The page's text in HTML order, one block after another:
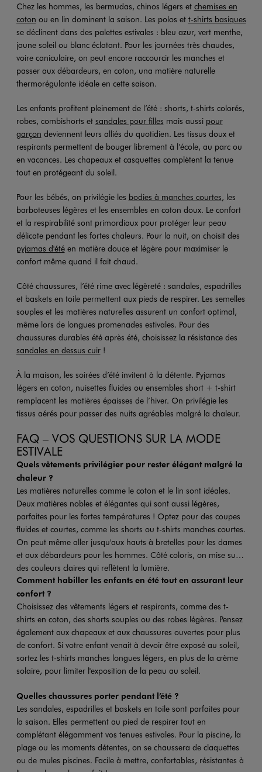
Chez les hommes, les bermudas, chinos légers et chemises en
coton ou en lin dominent la saison. Les polos et t-shirts basiques
se déclinent dans des palettes estivales : bleu azur, vert menthe,
jaune soleil ou blanc éclatant. Pour les journées très chaudes,
voire caniculaire, on peut encore raccourcir les manches et
passer aux débardeurs, en coton, una matière naturelle
thermorégulante idéale en cette saison.
Les enfants profitent pleinement de l’été : shorts, t-shirts colorés,
robes, combishorts et sandales pour filles mais aussi pour
garçon
respirants permettent de bouger librement à l’école, au parc ou
en vacances. Les chapeaux et casquettes complètent la tenue
tout en protégeant du soleil.
Pour les bébés, on privilégie les bodies à manches courtes, les
barboteuses légères et les ensembles en coton doux. Le confort
et la respirabilité sont primordiaux pour protéger leur peau
délicate pendant les fortes chaleurs. Pour la nuit, on choisit des
pyjamas d'étéen matière douce et légère pour maximiser le
confort même quand il fait chaud.
Côté chaussures, l’été rime avec légèreté : sandales, espadrilles
et baskets en toile permettent aux pieds de respirer. Les semelles
souples et les matières naturelles assurent un confort optimal,
même lors de longues promenades estivales. Pour des
chaussures durables été après été, choisissez la résistance des
sandales en dessus cuir!
À la maison, les soirées d’été invitent à la détente. Pyjamas
légers en coton, nuisettes fluides ou ensembles short + t-shirt
remplacent les matières épaisses de l’hiver. On privilégie les
tissus aérés pour passer des nuits agréables malgré la chaleur.
FAQ – VOS QUESTIONS SUR LA MODE
ESTIVALE
Quels vêtements privilégier pour rester élégant malgré la
chaleur ?
Les matières naturelles comme le coton et le lin sont idéales.
Deux matières nobles et élégantes qui sont aussi légères,
parfaites pour les fortes températures ! Optez pour des coupes
fluides et courtes, comme les shorts ou t-shirts manches courtes.
On peut même aller jusqu'aux hauts à bretelles pour les dames
et aux débardeurs pour les hommes. Côté coloris, on mise sur
des couleurs claires qui reflètent la lumière.
Comment habiller les enfants en été tout en assurant leur
confort ?
Choisissez des vêtements légers et respirants, comme des t-
shirts en coton, des shorts souples ou des robes légères. Pensez
également aux chapeaux et aux chaussures ouvertes pour plus
de confort. Si votre enfant venait à devoir être exposé au soleil,
sortez les t-shirts manches longues légers, en plus de la crème
solaire, pour limiter l'exposition de la peau au soleil.
Quelles chaussures porter pendant l’été ?
Les sandales, espadrilles et baskets en toile sont parfaites pour
la saison. Elles permettent au pied de respirer tout en
complétant élégamment vos tenues estivales. Pour la piscine, la
plage ou les moments détentes, on se chaussera de claquettes
ou de mules piscines. Facile à mettre, confortables, résistantes à